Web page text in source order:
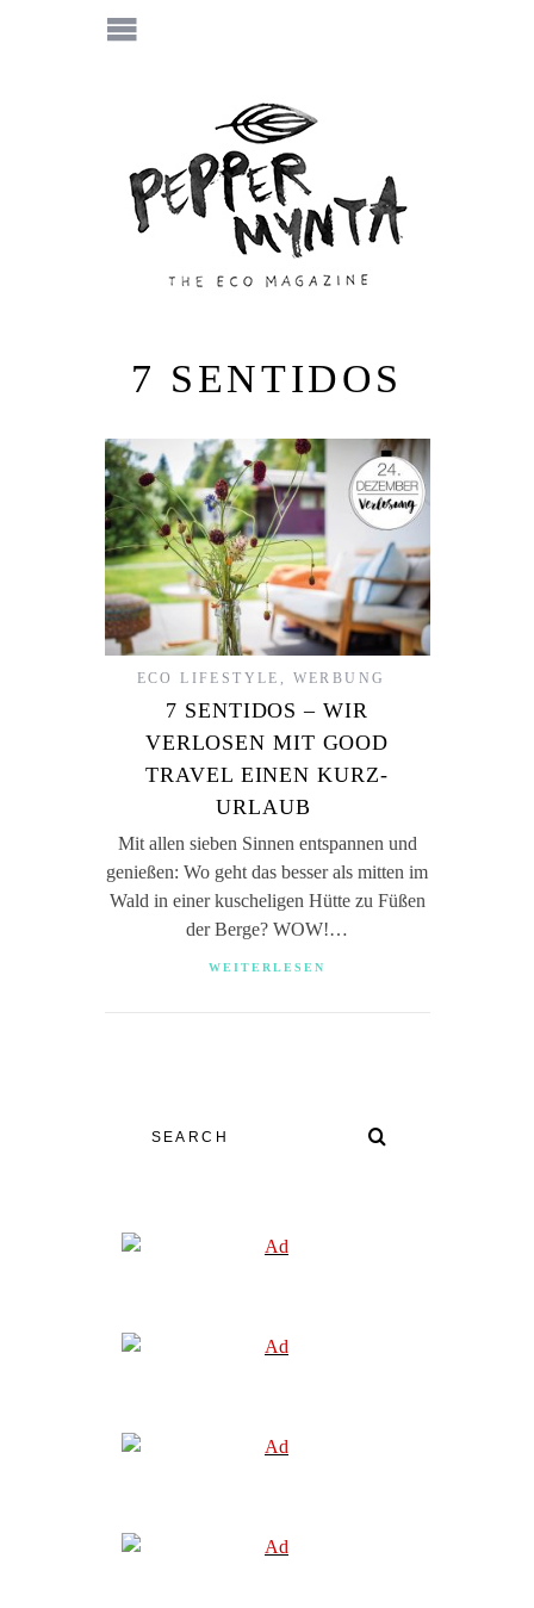
7 SENTIDOS
ECO LIFESTYLE , WERBUNG
7 SENTIDOS – WIR
VERLOSEN MIT GOOD
TRAVEL EINEN KURZ-
URLAUB
Mit allen sieben Sinnen entspannen und
genießen: Wo geht das besser als mitten im
Wald in einer kuscheligen Hütte zu Füßen
der Berge? WOW!…
WEITERLESEN